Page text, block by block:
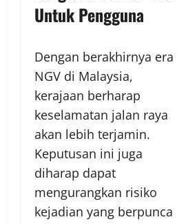
Untuk Pengguna
Dengan berakhirnya era
NGV di Malaysia,
kerajaan berharap
keselamatan jalan raya
akan lebih terjamin.
Keputusan ini juga
diharap dapat
mengurangkan risiko
kejadian yang berpunca